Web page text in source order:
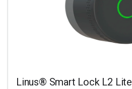
Linus® Smart Lock L2 Lite